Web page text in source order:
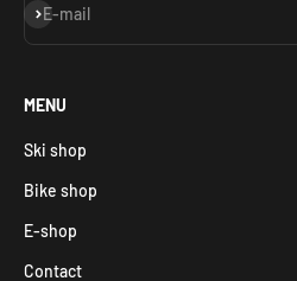
E-mail
S'inscrire
MENU
Ski shop
Bike shop
E-shop
Contact